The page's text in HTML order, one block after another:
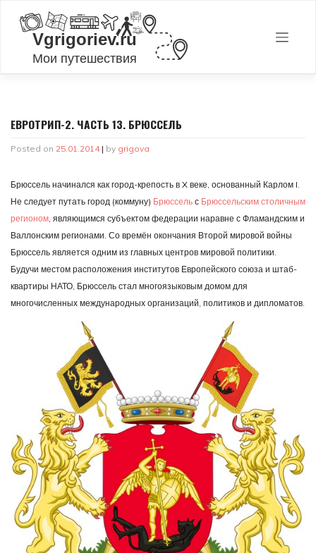
content
ЕВРОТРИП-2. ЧАСТЬ 13. БРЮССЕЛЬ
Posted on 25.01.2014| by grigova
Брюссель начинался как город-крепость в X веке, основанный Карлом I.
Не следует путать город (коммуну) Брюссель с Брюссельским столичным
регионом , являющимся субъектом федерации наравне с Фламандским и
Валлонским регионами. Со времён окончания Второй мировой войны
Брюссель является одним из главных центров мировой политики.
Будучи местом расположения институтов Европейского союза и штаб-
квартиры НАТО, Брюссель стал многоязыковым домом для
многочисленных международных организаций, политиков и дипломатов.